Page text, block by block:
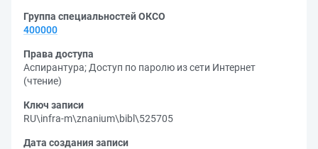
Группа специальностей ОКСО
400000
Права доступа
Аспирантура; Доступ по паролю из сети Интернет
(чтение)
Ключ записи
RU\infra-m\znanium\bibl\525705
Дата создания записи